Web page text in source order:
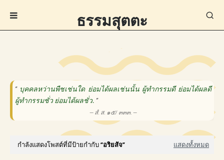
ธรรมสุตตะ
“ บุคคลหว่านพืชเช่นใด ย่อมได้ผลเช่นนั้น ผู้ทำกรรมดี ย่อมได้ผลดี
ผู้ทำกรรมชั่ว ย่อมได้ผลชั่ว. ”
— สํ. ส. ๑๕/ ๓๓๓. —
กำลังแสดงโพสต์ที่มีป้ายกำกับ อริยสัจ แสดงทั้งหมด